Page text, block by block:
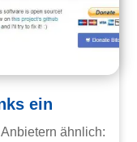
ein
ähnlich: